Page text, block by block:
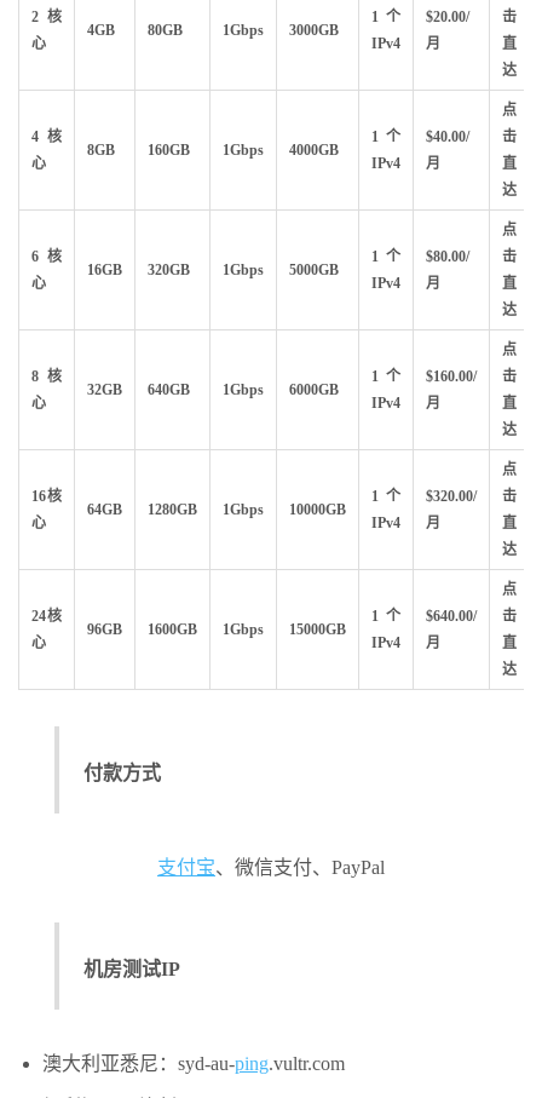
2核
心
4GB 80GB 1Gbps 3000GB
1个
IPv4
$20.00/
月
击
直
达
4核
心
8GB 160GB 1Gbps 4000GB
1个
IPv4
$40.00/
月
点
击
直
达
6核
心
16GB 320GB 1Gbps 5000GB
1个
IPv4
$80.00/
月
点
击
直
达
8核
心
32GB 640GB 1Gbps 6000GB
1个
IPv4
$160.00/
月
点
击
直
达
16核
心
64GB 1280GB 1Gbps 10000GB
1个
IPv4
$320.00/
月
点
击
直
达
24核
心
96GB 1600GB 1Gbps 15000GB
1个
IPv4
$640.00/
月
点
击
直
达
付款方式
支付宝、微信支付、PayPal
机房测试IP
澳大利亚悉尼：syd-au-ping.vultr.com